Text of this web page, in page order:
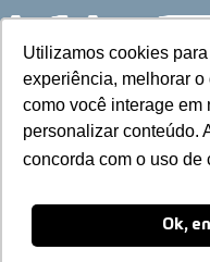
Utilizamos cookies
experiência, melhorar
como você interage em
personalizar conteúdo.
concorda com o uso de
Ok,
Utilizamos cookies
experiência, melhorar
como você interage em
personalizar conteúdo.
concorda com o uso de
Ok,
Pular
para
o
conteúdo